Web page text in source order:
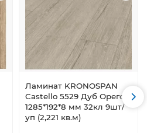
Ламинат KRONOSPAN
Castello 5529 Дуб Орегон
1285*192*8 мм 32кл 9шт/
уп (2,221 кв.м)